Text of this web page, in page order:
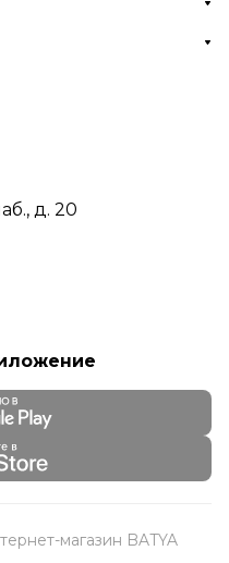
д. 20
магазин BATYA